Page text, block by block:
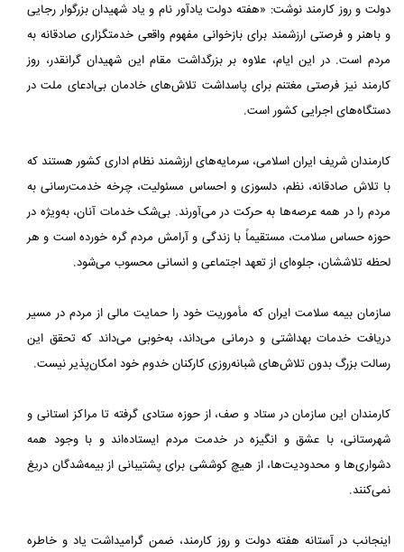
دولت و روز کارمند نوشت: «هفته دولت یادآور نام و یاد شهیدان بزرگوار رجایی
و باهنر و فرصتی ارزشمند برای بازخوانی مفهوم واقعی خدمتگزاری صادقانه به
مردم است. در این ایام، علاوه بر بزرگداشت مقام این شهیدان گرانقدر، روز
کارمند نیز فرصتی مغتنم برای پاسداشت تلاش‌های خادمان بی‌ادعای ملت در
دستگاه‌های اجرایی کشور است.
کارمندان شریف ایران اسلامی، سرمایه‌های ارزشمند نظام اداری کشور هستند که
با تلاش صادقانه، نظم، دلسوزی و احساس مسئولیت، چرخه خدمت‌رسانی به
مردم را در همه عرصه‌ها به حرکت در می‌آورند. بی‌شک خدمات آنان، به‌ویژه در
حوزه حساس سلامت، مستقیماً با زندگی و آرامش مردم گره خورده است و هر
لحظه تلاششان، جلوه‌ای از تعهد اجتماعی و انسانی محسوب می‌شود.
سازمان بیمه سلامت ایران که مأموریت خود را حمایت مالی از مردم در مسیر
دریافت خدمات بهداشتی و درمانی می‌داند، به‌خوبی می‌داند که تحقق این
رسالت بزرگ بدون تلاش‌های شبانه‌روزی کارکنان خدوم خود امکان‌پذیر نیست.
کارمندان این سازمان در ستاد و صف، از حوزه ستادی گرفته تا مراکز استانی و
شهرستانی، با عشق و انگیزه در خدمت مردم ایستاده‌اند و با وجود همه
دشواری‌ها و محدودیت‌ها، از هیچ کوششی برای پشتیبانی از بیمه‌شدگان دریغ
نمی‌کنند.
اینجانب در آستانه هفته دولت و روز کارمند، ضمن گرامیداشت یاد و خاطره